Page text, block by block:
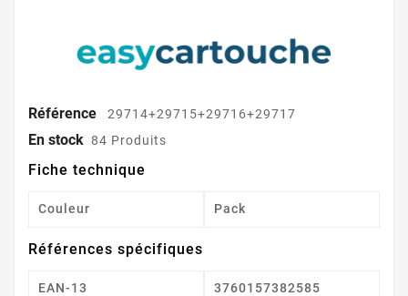
Référence 29714+29715+29716+29717
En stock 84 Produits
Fiche technique
Couleur Pack
Références spécifiques
EAN-13 3760157382585